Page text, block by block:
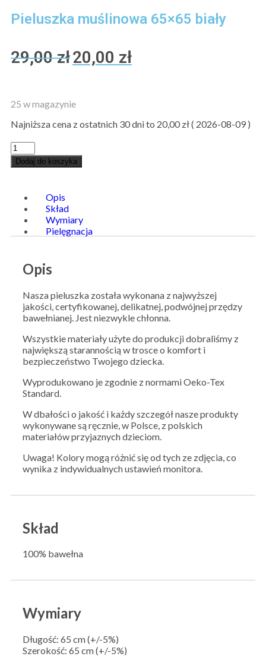
Pieluszka muślinowa 65×65 biały
29,00zł20,00 zł
25 w magazynie
Najniższa cena z ostatnich 30 dni to 20,00 zł( 2026-08-09 )
Dodaj do koszyka
Opis
Skład
Wymiary
Pielęgnacja
Opis
Nasza pieluszka została wykonana z najwyższej
jakości, certyfikowanej, delikatnej, podwójnej przędzy
bawełnianej. Jest niezwykle chłonna.
Wszystkie materiały użyte do produkcji dobraliśmy z
największą starannością w trosce o komfort i
bezpieczeństwo Twojego dziecka.
Wyprodukowano je zgodnie z normami Oeko-Tex
Standard.
W dbałości o jakość i każdy szczegół nasze produkty
wykonywane są ręcznie, w Polsce, z polskich
materiałów przyjaznych dzieciom.
Uwaga! Kolory mogą różnić się od tych ze zdjęcia, co
wynika z indywidualnych ustawień monitora.
Skład
100% bawełna
Wymiary
Długość: 65 cm (+/-5%)
Szerokość: 65 cm (+/-5%)